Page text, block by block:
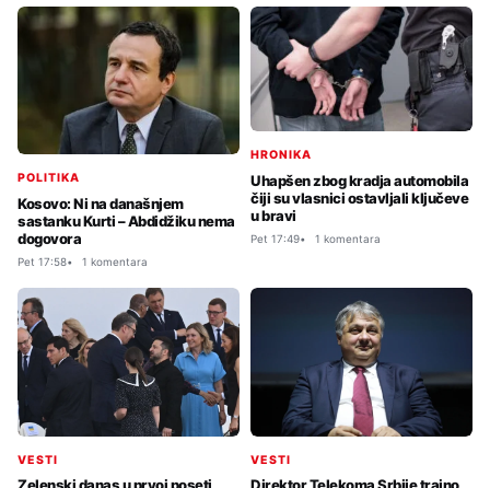
POLITIKA
Kosovo: Ni na današnjem
sastanku Kurti – Abdidžiku nema
dogovora
Pet 17:58 1 komentara
HRONIKA
Uhapšen zbog kradja automobila
čiji su vlasnici ostavljali ključeve
u bravi
Pet 17:49 1 komentara
VESTI VESTI